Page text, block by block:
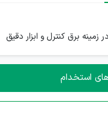
برق کنترل و ابزار دقیق
استخدام